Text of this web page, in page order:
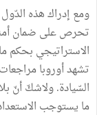
ومع إدراك هذه الدّول
تحرص على ضمان
الاستراتيجي بحكم
تشهد أوروبا
السّيادة. ولاشكّ أنّ
ما يستوجب